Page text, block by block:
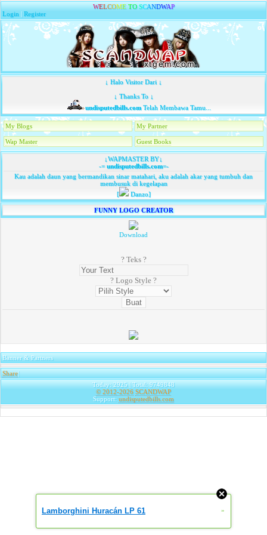
WELCOME TO SCANDWAP
Login |Register
↓ Halo Visitor Dari ↓
↓ Thanks To ↓
undisputedbills.comTelah Membawa Tamu...
My Blogs My Partner
Wap Master Guest Books
↓WAPMASTER BY↓
-=undisputedbills.com=-
Kau adalah daun yang bermandikan sinar matahari, aku adalah akar yang tumbuh dan
membusuk di kegelapan
[
Danzo]
FUNNY LOGO CREATOR
Download
? Teks ?
? Logo Style ?
Banner & Partners
Share|
Today: 2925 | Total: 9749848
© 2012-2026 SCANDWAP
Support: undisputedbills.com
Lamborghini Huracán LP 61 »